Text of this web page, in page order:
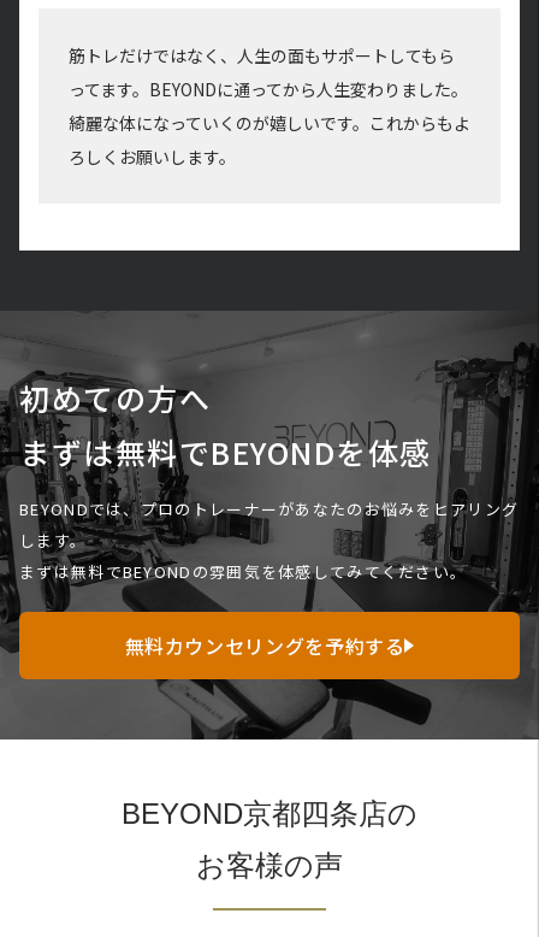
筋トレだけではなく、人生の面もサポートしてもら
ってます。BEYONDに通ってから人生変わりました。
綺麗な体になっていくのが嬉しいです。これからもよ
ろしくお願いします。
初めての方へ
まずは無料でBEYONDを体感
BEYONDでは、プロのトレーナーがあなたのお悩みをヒアリング
します。
まずは無料でBEYONDの雰囲気を体感してみてください。
無料カウンセリングを予約する
BEYOND京都四条店の
お客様の声